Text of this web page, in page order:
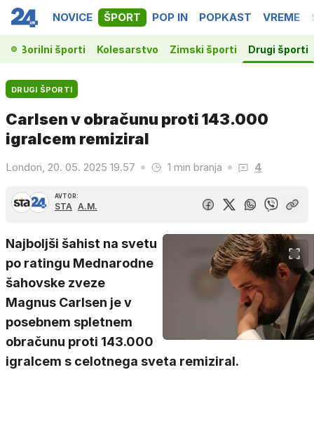
NOVICE ŠPORT POP IN POPKAST VREME
Borilni športi Kolesarstvo Zimski športi Drugi športi
DRUGI ŠPORTI
Carlsen v obračunu proti 143.000
igralcem remiziral
London, 20. 05. 2025 19.57 1 min branja 4
AVTOR:
STA A.M.
Najboljši šahist na svetu
po ratingu Mednarodne
šahovske zveze
Magnus Carlsen je v
posebnem spletnem
obračunu proti 143.000
igralcem s celotnega sveta remiziral.